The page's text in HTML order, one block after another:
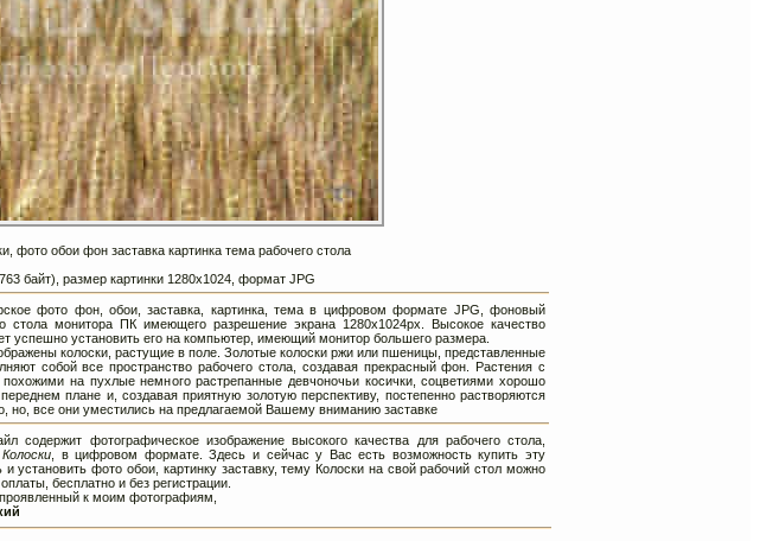
фото обои фон заставка картинка тема рабочего стола
байт), размер картинки 1280х1024, формат JPG
фото фон, обои, заставка, картинка, тема в цифровом формате JPG, фоновый
стола монитора ПК имеющего разрешение экрана 1280х1024px. Высокое качество
успешно установить его на компьютер, имеющий монитор большего размера.
колоски, растущие в поле. Золотые колоски ржи или пшеницы, представленные
собой все пространство рабочего стола, создавая прекрасный фон. Растения с
на пухлые немного растрепанные девчоночьи косички, соцветиями хорошо
плане и, создавая приятную золотую перспективу, постепенно растворяются
но, все они уместились на предлагаемой Вашему вниманию заставке
содержит фотографическое изображение высокого качества для рабочего стола,
, в цифровом формате. Здесь и сейчас у Вас есть возможность купить эту
установить фото обои, картинку заставку, тему Колоски на свой рабочий стол можно
бесплатно и без регистрации.
к моим фотографиям,